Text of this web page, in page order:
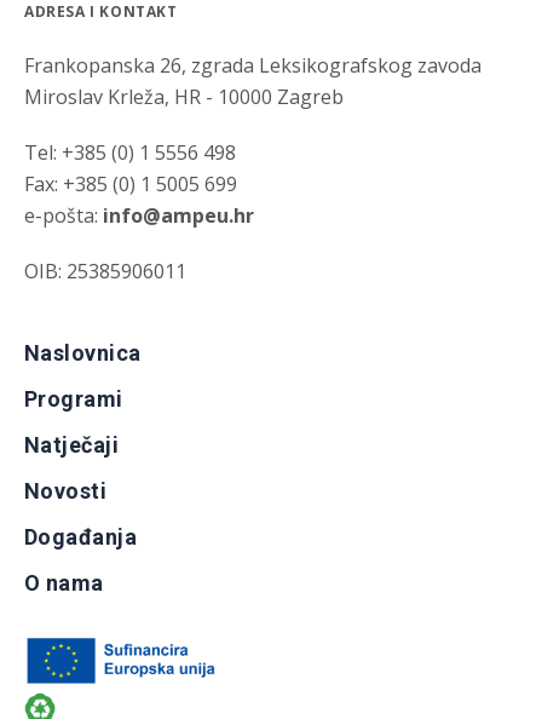
ADRESA I KONTAKT
Frankopanska 26, zgrada Leksikografskog zavoda
Miroslav Krleža, HR - 10000 Zagreb
Tel: +385 (0) 1 5556 498
Fax: +385 (0) 1 5005 699
e-pošta: info@ampeu.hr
OIB: 25385906011
Naslovnica
Programi
Natječaji
Novosti
Događanja
O nama